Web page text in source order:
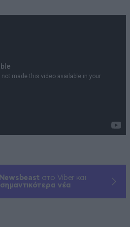
Newsbeast στο Viber και
σημαντικότερα νέα